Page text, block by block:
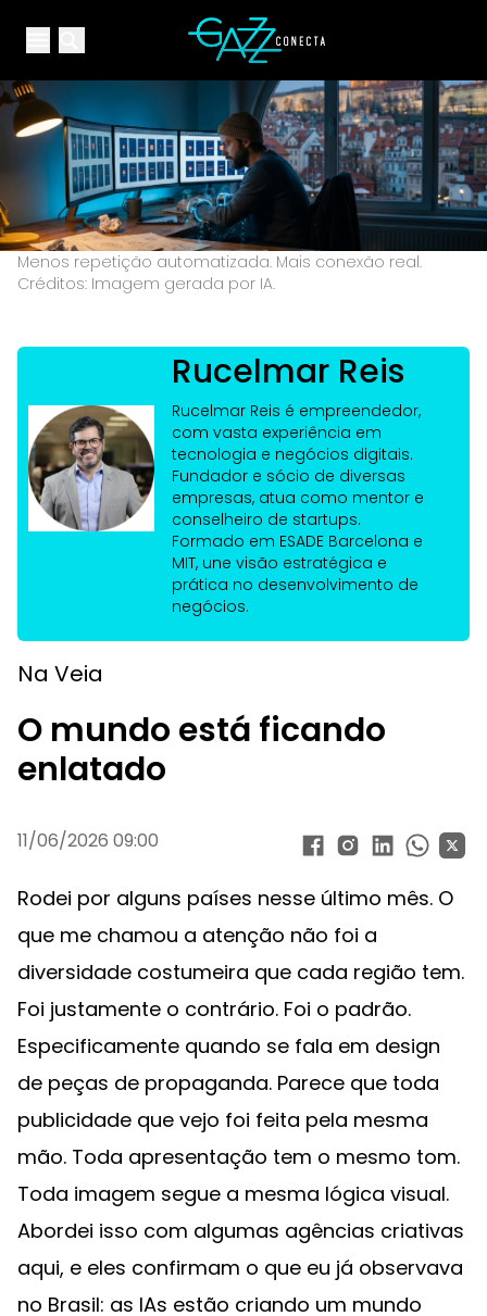
Open main menuYour Company
Menos repetição automatizada. Mais conexão real.
Créditos: Imagem gerada por IA.
Rucelmar Reis
Rucelmar Reis é empreendedor,
com vasta experiência em
tecnologia e negócios digitais.
Fundador e sócio de diversas
empresas, atua como mentor e
conselheiro de startups.
Formado em ESADE Barcelona e
MIT, une visão estratégica e
prática no desenvolvimento de
negócios.
Na Veia
O mundo está ficando
enlatado
11/06/2026 09:00
Rodei por alguns países nesse último mês. O
que me chamou a atenção não foi a
diversidade costumeira que cada região tem.
Foi justamente o contrário. Foi o padrão.
Especificamente quando se fala em design
de peças de propaganda. Parece que toda
publicidade que vejo foi feita pela mesma
mão. Toda apresentação tem o mesmo tom.
Toda imagem segue a mesma lógica visual.
Abordei isso com algumas agências criativas
aqui, e eles confirmam o que eu já observava
no Brasil: as IAs estão criando um mundo